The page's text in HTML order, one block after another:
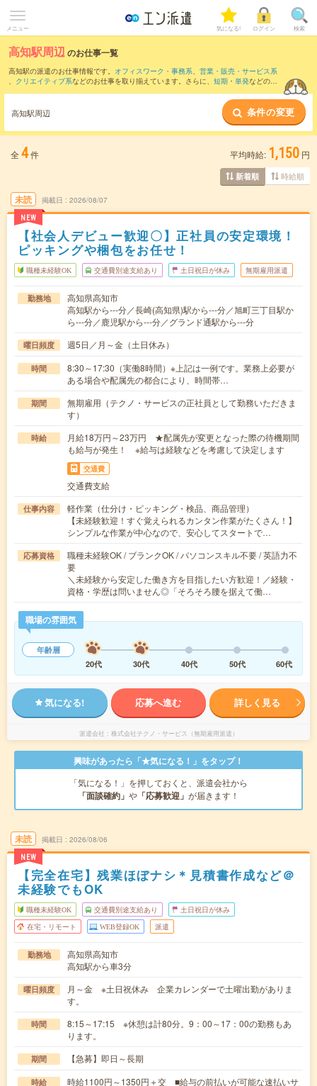
メニュー 気になる! ログイン 検索
高知駅周辺のお仕事一覧
高知駅の派遣のお仕事情報です。 オフィスワーク・事務系、 営業・販売・サービス系
、 クリエイティブ系などのお仕事を取り揃えています。さらに、 短期 ・ 単発などの期
また、土佐長岡駅
など近隣駅のお仕事もご確
認いただけます。
高知駅周辺 条件の変更
全 4件 平均時給: 1,150 円
新着順 時給順
未読
NEW
掲載日 2026/08/07
【社会人デビュー歓迎〇】正社員の安定環境！
ピッキングや梱包をお任せ！
職種未経験OK 交通費別途支給あり 土日祝日が休み 無期雇用派遣
勤務地
高知県高知市
高知駅から---分／長崎(高知県)駅から---分／旭町三丁目駅か
ら---分／鹿児駅から---分／グランド通駅から---分
曜日頻度 週5日／月～金（土日休み）
時間
8:30～17:30（実働8時間）※上記は一例です。業務上必要が
ある場合や配属先の都合により、時間帯…
期間
無期雇用（テクノ・サービスの正社員として勤務いただきま
す）
時給
月給18万円～23万円 ★配属先が変更となった際の待機期間
も給与が発生！ ※給与は経験などを考慮して決定します
交通費
交通費支給
仕事内容
軽作業（仕分け・ピッキング・検品、商品管理）
【未経験歓迎！すぐ覚えられるカンタン作業がたくさん！】
シンプルな作業が中心なので、安心してスタートで…
応募資格
職種未経験OK / ブランクOK / パソコンスキル不要 / 英語力不
要
＼未経験から安定した働き方を目指したい方歓迎！／経験・
資格・学歴は問いません◎「そろそろ腰を据えて働…
職場の雰囲気
年齢層
20代
30代 40代 50代 60代
気になる! 応募へ進む 詳しく見る
派遣会社 株式会社テクノ・サービス（無期雇用派遣）
興味があったら「★気になる！」をタップ！
「気になる！」を押しておくと、派遣会社から
「面談確約」 や 「応募歓迎」 が届きます！
未読
NEW
掲載日 2026/08/06
【完全在宅】残業ほぼナシ＊見積書作成など＠
未経験でもOK
職種未経験OK 交通費別途支給あり 土日祝日が休み
在宅・リモート WEB登録OK 派遣
勤務地
高知県高知市
高知駅から車3分
曜日頻度
月～金 ※土日祝休み 企業カレンダーで土曜出勤がありま
す。
時間
8:15～17:15 ※休憩は計80分。9：00～17：00の勤務もあ
ります。
期間 【急募】即日～長期
時給
時給1100円～1350円＋交 ■給与の前払いが可能な速払いサ